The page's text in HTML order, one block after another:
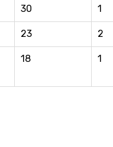
30 1
23 2
18 1